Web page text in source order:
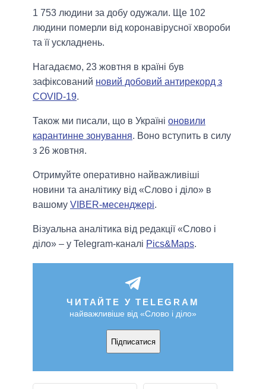
1 753 людини за добу одужали. Ще 102
людини померли від коронавірусної хвороби
та її ускладнень.
Нагадаємо, 23 жовтня в країні був
зафіксований новий добовий антирекорд з
COVID-19.
Також ми писали, що в Україні оновили
карантинне зонування. Воно вступить в силу
з 26 жовтня.
Отримуйте оперативно найважливіші
новини та аналітику від «Слово і діло» в
вашому VIBER-месенджері.
Візуальна аналітика від редакції «Слово і
діло» – у Telegram-каналі Pics&Maps.
ЧИТАЙТЕ У TELEGRAM
найважливіше від «Слово і діло»
Підписатися